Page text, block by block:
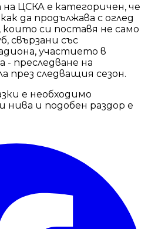
ЦСКА е категоричен, че
да продължава с оглед
си поставя не само
свързани със
участието в
- преследване на
следващия сезон.
е необходимо
нива и подобен раздор е